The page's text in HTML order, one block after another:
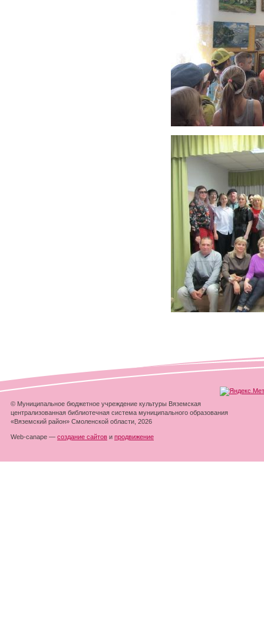
© Муниципальное бюджетное учреждение культуры Вяземская
централизованная библиотечная система муниципального образования
«Вяземский район» Смоленской области, 2026
Web-canape — создание сайтов и продвижение